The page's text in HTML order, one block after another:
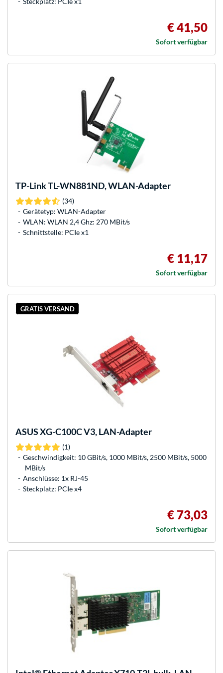
€ 41,50
Sofort verfügbar
TP-LinkTL-WN881ND, WLAN-Adapter
(34)
Gerätetyp: WLAN-Adapter
WLAN: WLAN 2,4 Ghz: 270 MBit/s
Schnittstelle: PCIe x1
€ 11,17
Sofort verfügbar
GRATIS VERSAND
ASUSXG-C100C V3, LAN-Adapter
(1)
Geschwindigkeit: 10 GBit/s, 1000 MBit/s, 2500 MBit/s, 5000
MBit/s
Anschlüsse: 1x RJ-45
Steckplatz: PCIe x4
€ 73,03
Sofort verfügbar